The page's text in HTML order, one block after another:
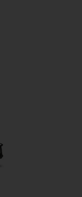
XT-6